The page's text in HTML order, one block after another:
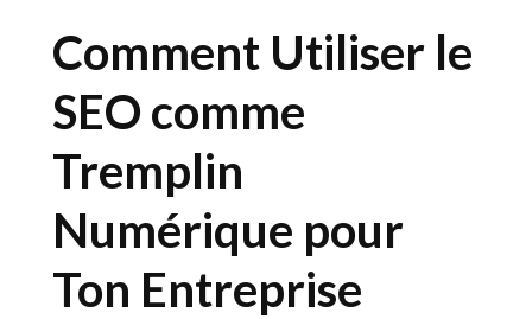
Comment Utiliser le
SEO comme
Tremplin
Numérique pour
Ton Entreprise